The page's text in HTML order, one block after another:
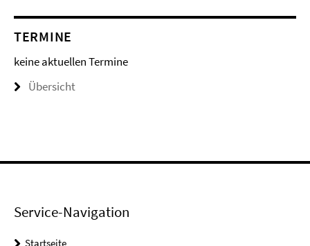
TERMINE
keine aktuellen Termine
Übersicht
Service-Navigation
Startseite